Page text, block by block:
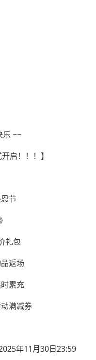
乐 ~~
启！！！】
节
礼包
返场
累充
满减券
年11月30日23:59